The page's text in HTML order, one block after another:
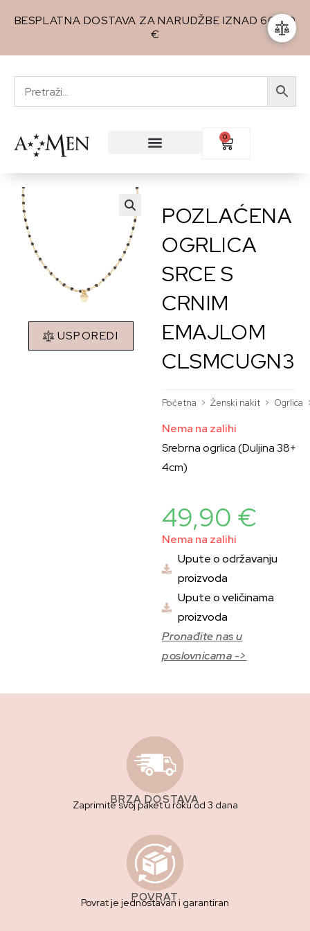
BESPLATNA DOSTAVA ZA NARUDŽBE IZNAD 60,00
€
0
🔍
USPOREDI
POZLAĆENA
OGRLICA
SRCE S
CRNIM
EMAJLOM
CLSMCUGN3
Početna > Ženski nakit > Ogrlica
Nema na zalihi
Srebrna ogrlica (Duljina 38+
4cm)
49,90 €
Nema na zalihi
Upute o održavanju
proizvoda
Upute o veličinama
proizvoda
Pronađite nas u
poslovnicama ->
BRZA DOSTAVA
Zaprimite svoj paket u roku od 3 dana
POVRAT
Povrat je jednostavan i garantiran